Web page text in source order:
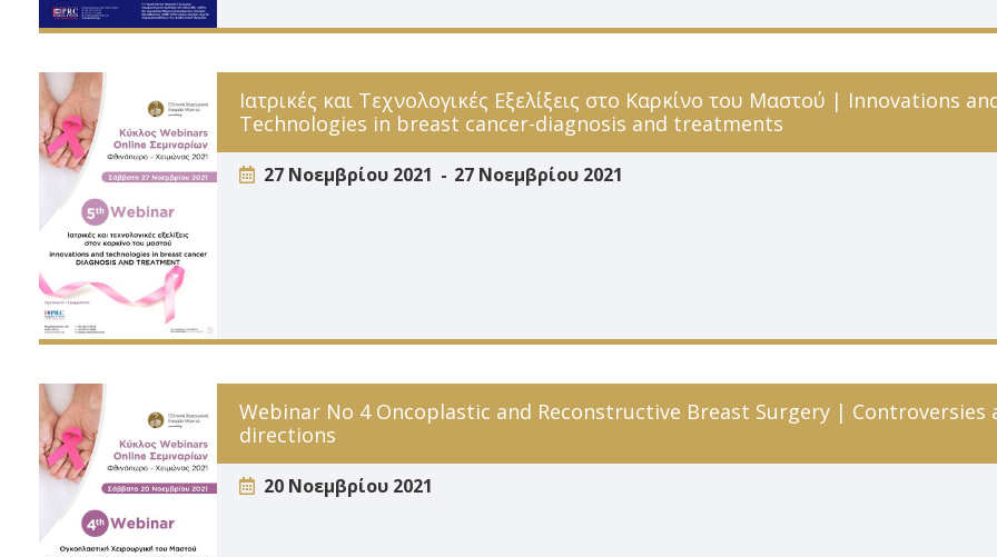
Ιατρικές και Τεχνολογικές Εξελίξεις στο Καρκίνο του Mαστού | Innovations
Technologies in breast cancer-diagnosis and treatments
27 Νοεμβρίου 2021 27 Νοεμβρίου 2021
Webinar No 4 Oncoplastic and Reconstructive Breast Surgery | Controversies
directions
20 Νοεμβρίου 2021